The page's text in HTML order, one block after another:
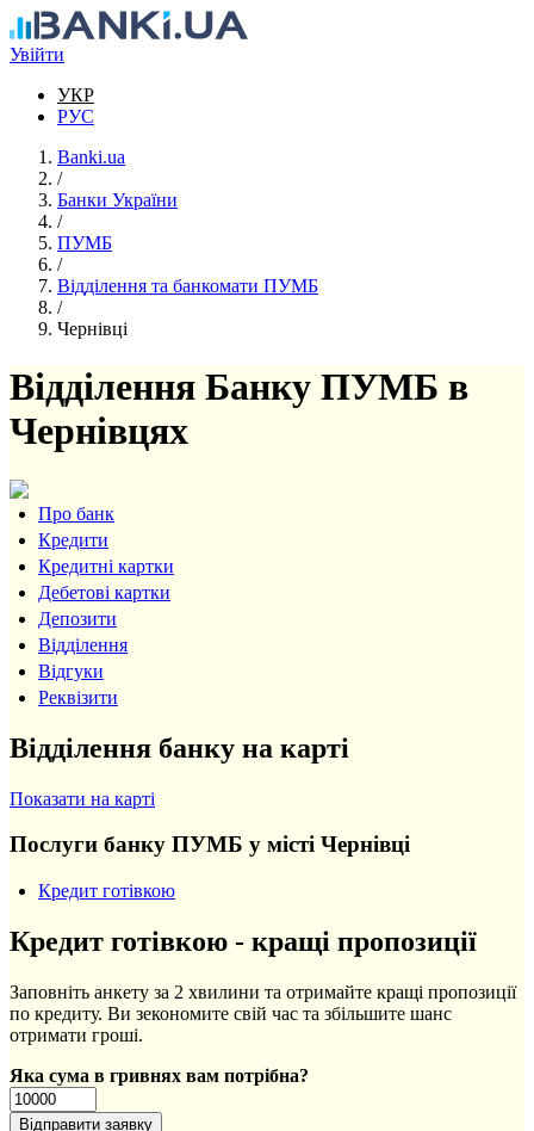
Перейти до основного вмісту
Увійти
УКР
РУС
Banki.ua
/
Банки України
/
ПУМБ
/
Відділення та банкомати ПУМБ
/
Чернівці
Відділення Банку ПУМБ в
Чернівцях
Про банк
Кредити
Кредитні картки
Дебетові картки
Депозити
Відділення
Відгуки
Реквізити
Відділення банку на карті
Показати на карті
Послуги банку ПУМБ у місті Чернівці
Кредит готівкою
Кредит готівкою - кращі пропозиції
Заповніть анкету за 2 хвилини та отримайте кращі пропозиції
по кредиту. Ви зекономите свій час та збільшите шанс
отримати гроші.
Яка сума в гривнях вам потрібна?